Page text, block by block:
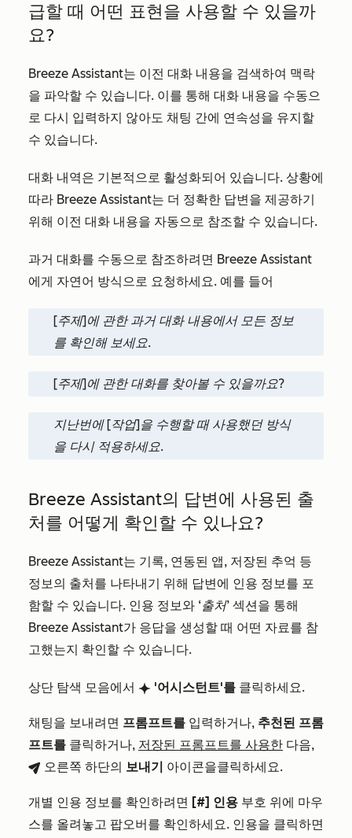
급할 때 어떤 표현을 사용할 수 있을까
요?
Breeze Assistant는 이전 대화 내용을 검색하여 맥락
을 파악할 수 있습니다. 이를 통해 대화 내용을 수동으
로 다시 입력하지 않아도 채팅 간에 연속성을 유지할
수 있습니다.
대화 내역은 기본적으로 활성화되어 있습니다. 상황에
따라 Breeze Assistant는 더 정확한 답변을 제공하기
위해 이전 대화 내용을 자동으로 참조할 수 있습니다.
과거 대화를 수동으로 참조하려면 Breeze Assistant
에게 자연어 방식으로 요청하세요. 예를 들어
[주제]에 관한 과거 대화 내용에서 모든 정보
를 확인해 보세요.
[주제]에 관한 대화를 찾아볼 수 있을까요?
지난번에 [작업]을 수행할 때 사용했던 방식
을 다시 적용하세요.
Breeze Assistant의 답변에 사용된 출
처를 어떻게 확인할 수 있나요?
Breeze Assistant는 기록, 연동된 앱, 저장된 추억 등
정보의 출처를 나타내기 위해 답변에 인용 정보를 포
함할 수 있습니다. 인용 정보와 ‘출처’ 섹션을 통해
Breeze Assistant가 응답을 생성할 때 어떤 자료를 참
고했는지 확인할 수 있습니다.
상단 탐색 모음에서 breezeSingleStarIcon '어시스턴트'를 클릭하세요.
채팅을 보내려면 프롬프트를 입력하거나, 추천된 프롬
프트를 클릭하거나, 저장된 프롬프트를 사용한 다음,
breezeSendIcon 오른쪽 하단의 보내기 아이콘을클릭하세요.
개별 인용 정보를 확인하려면 [#] 인용 부호 위에 마우
스를 올려놓고 팝오버를 확인하세요. 인용을 클릭하면